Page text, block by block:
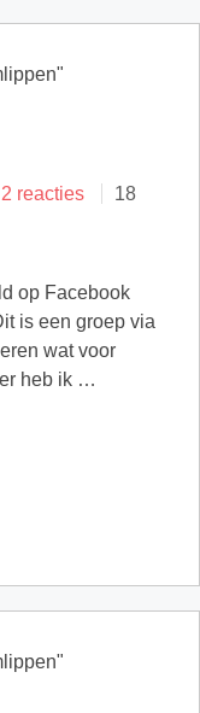
2 reacties
18
op Facebook
is een groep via
wat voor
heb ik …